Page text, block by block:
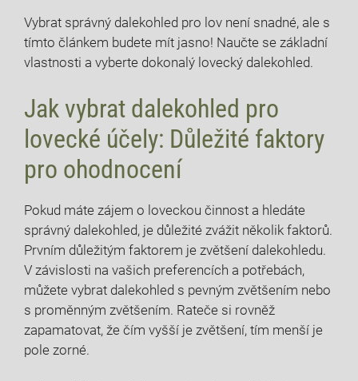
Vybrat správný dalekohled pro lov není snadné, ale s
tímto článkem budete mít jasno! Naučte se základní
vlastnosti a vyberte dokonalý lovecký dalekohled.
Jak vybrat dalekohled pro
lovecké účely: Důležité faktory
pro ohodnocení
Pokud máte zájem o loveckou činnost a hledáte
správný dalekohled, je důležité zvážit několik faktorů.
Prvním důležitým faktorem je zvětšení dalekohledu.
V závislosti na vašich preferencích a potřebách,
můžete vybrat dalekohled s pevným zvětšením nebo
s proměnným zvětšením. Rateče si rovněž
zapamatovat, že čím vyšší je zvětšení, tím menší je
pole zorné.